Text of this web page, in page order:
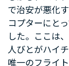
で治安が悪化
コプターにと
した。ここは
人びとがハイ
唯一のフライ